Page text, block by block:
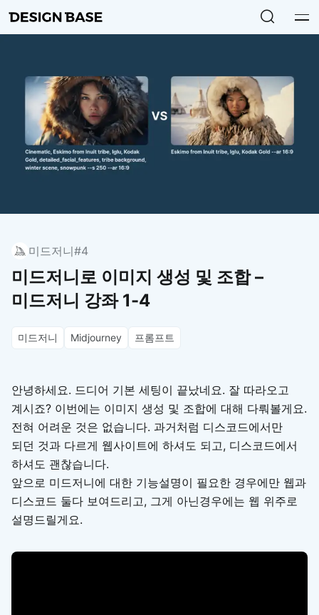
미드저니#4
미드저니로 이미지 생성 및 조합 –
미드저니 강좌 1-4
미드저니 Midjourney 프롬프트
안녕하세요. 드디어 기본 세팅이 끝났네요. 잘 따라오고
계시죠? 이번에는 이미지 생성 및 조합에 대해 다뤄볼게요.
전혀 어려운 것은 없습니다. 과거처럼 디스코드에서만
되던 것과 다르게 웹사이트에 하셔도 되고, 디스코드에서
하셔도 괜찮습니다.
앞으로 미드저니에 대한 기능설명이 필요한 경우에만 웹과
디스코드 둘다 보여드리고, 그게 아닌경우에는 웹 위주로
설명드릴게요.